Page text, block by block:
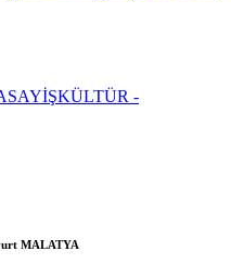
KÜLTÜR -
MALATYA